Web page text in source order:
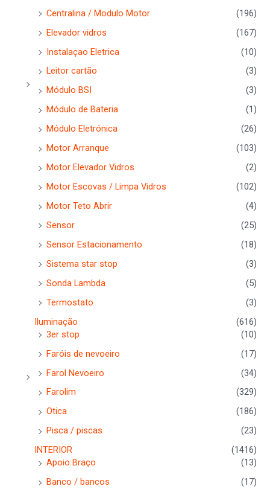
Centralina / Modulo Motor
(196)
Elevador vidros
(167)
Instalaçao Eletrica
(10)
Leitor cartão
(3)
Módulo BSI
(3)
Módulo de Bateria
(1)
Módulo Eletrónica
(26)
Motor Arranque
(103)
Motor Elevador Vidros
(2)
Motor Escovas / Limpa Vidros
(102)
Motor Teto Abrir
(4)
Sensor
(25)
Sensor Estacionamento
(18)
Sistema star stop
(3)
Sonda Lambda
(5)
Termostato
(3)
Iluminação
(616)
3er stop
(10)
Faróis de nevoeiro
(17)
Farol Nevoeiro
(34)
Farolim
(329)
Otica
(186)
Pisca / piscas
(23)
INTERIOR
(1416)
Apoio Braço
(13)
Banco / bancos
(17)